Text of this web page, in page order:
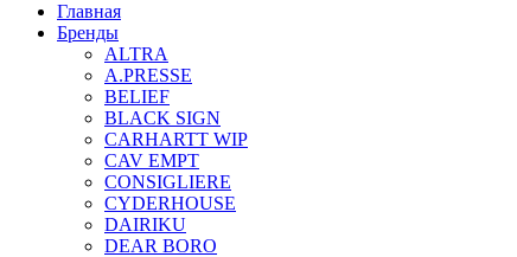
Главная
Бренды
ALTRA
A.PRESSE
BELIEF
BLACK SIGN
CARHARTT WIP
CAV EMPT
CONSIGLIERE
CYDERHOUSE
DAIRIKU
DEAR BORO